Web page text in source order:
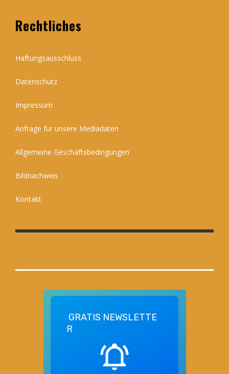
Rechtliches
Haftungsausschluss
Datenschutz
Impressum
Anfrage für unsere Mediadaten
Allgemeine Geschäftsbedingungen
Bildnachweis
Kontakt
GRATIS NEWSLETTE
R